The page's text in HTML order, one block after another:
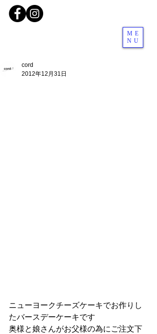
ME
NU
cord
2012年12月31日
ニューヨークチーズケーキでお作りし
たバースデーケーキです
奥様と娘さんがお父様の為にご注文下